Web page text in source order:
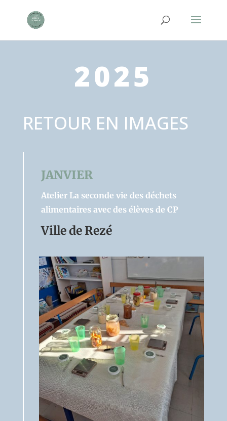
2025
RETOUR EN IMAGES
JANVIER
Atelier La seconde vie des déchets
alimentaires avec des élèves de CP
Ville de Rezé